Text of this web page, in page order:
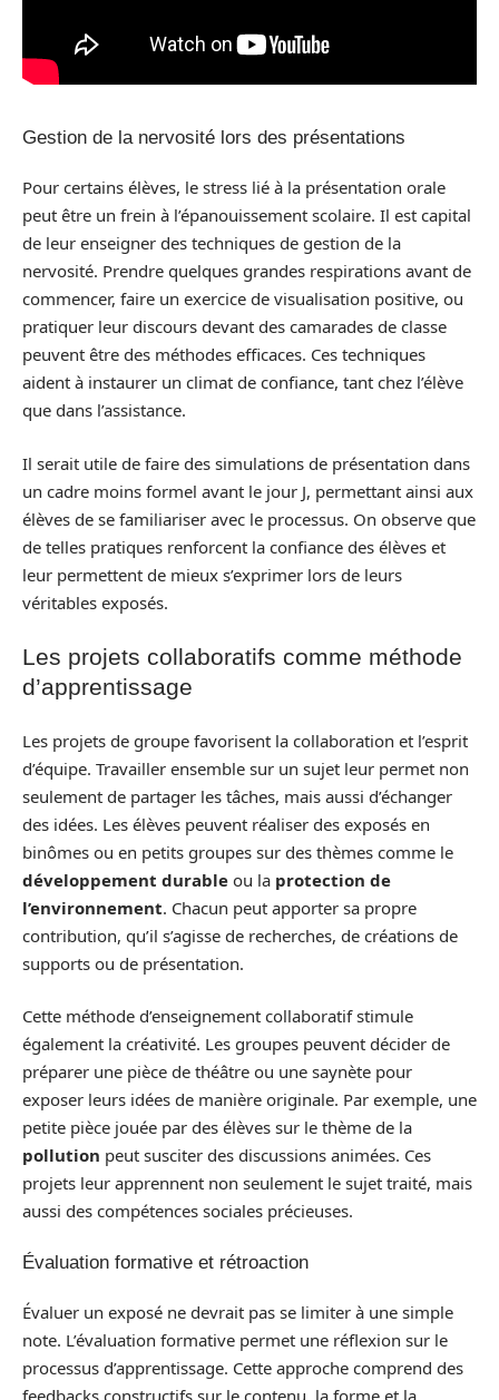
Gestion de la nervosité lors des présentations
Pour certains élèves, le stress lié à la présentation orale
peut être un frein à l’épanouissement scolaire. Il est capital
de leur enseigner des techniques de gestion de la
nervosité. Prendre quelques grandes respirations avant de
commencer, faire un exercice de visualisation positive, ou
pratiquer leur discours devant des camarades de classe
peuvent être des méthodes efficaces. Ces techniques
aident à instaurer un climat de confiance, tant chez l’élève
que dans l’assistance.
Il serait utile de faire des simulations de présentation dans
un cadre moins formel avant le jour J, permettant ainsi aux
élèves de se familiariser avec le processus. On observe que
de telles pratiques renforcent la confiance des élèves et
leur permettent de mieux s’exprimer lors de leurs
véritables exposés.
Les projets collaboratifs comme méthode
d’apprentissage
Les projets de groupe favorisent la collaboration et l’esprit
d’équipe. Travailler ensemble sur un sujet leur permet non
seulement de partager les tâches, mais aussi d’échanger
des idées. Les élèves peuvent réaliser des exposés en
binômes ou en petits groupes sur des thèmes comme le
développement durable ou la protection de
l’environnement. Chacun peut apporter sa propre
contribution, qu’il s’agisse de recherches, de créations de
supports ou de présentation.
Cette méthode d’enseignement collaboratif stimule
également la créativité. Les groupes peuvent décider de
préparer une pièce de théâtre ou une saynète pour
exposer leurs idées de manière originale. Par exemple, une
petite pièce jouée par des élèves sur le thème de la
pollution peut susciter des discussions animées. Ces
projets leur apprennent non seulement le sujet traité, mais
aussi des compétences sociales précieuses.
Évaluation formative et rétroaction
Évaluer un exposé ne devrait pas se limiter à une simple
note. L’évaluation formative permet une réflexion sur le
processus d’apprentissage. Cette approche comprend des